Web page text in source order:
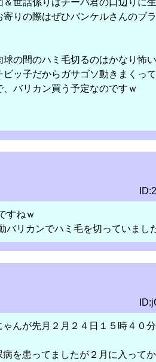
＆世話係りはチーバ君の口辺りに
寄りの際はぜひバンケルさんのブ
球の間のハミ毛切るのはかなり怖い
ビッ子だからガサゴソ動きまくっ
、バリカン買う予定なのですｗ
すねｗ
リカンでハミ毛を切っていまし
ゃんが先月２月２４日１５時４０
病を患ってましたが２月に入って